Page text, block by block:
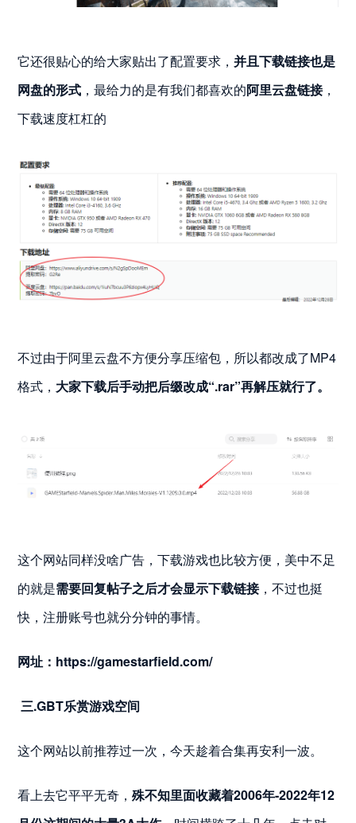
它还很贴心的给大家贴出了配置要求，并且下载链接也是
网盘的形式 ，最给力的是有我们都喜欢的阿里云盘链接，
下载速度杠杠的
不过由于阿里云盘不方便分享压缩包，所以都改成了MP4
格式， 大家下载后手动把后缀改成“.rar”再解压就行了。
这个网站同样没啥广告，下载游戏也比较方便，美中不足
的就是需要回复帖子之后才会显示下载链接，不过也挺
快，注册账号也就分分钟的事情。
网址： https://gamestarfield.com/
三.GBT乐赏游戏空间
这个网站以前推荐过一次，今天趁着合集再安利一波。
看上去它平平无奇，殊不知里面收藏着2006年-2022年12